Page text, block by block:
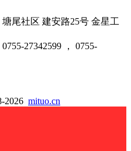
尾社区 建安路25号 金星工
27342599 ， 0755-
2026 mituo.cn